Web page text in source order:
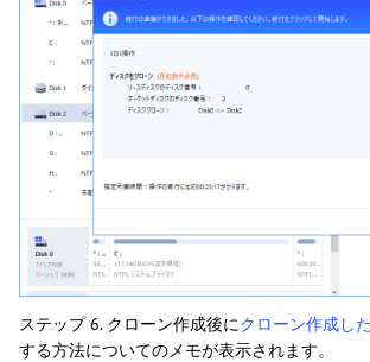
ステップ 6. クローン作成後にクローン作成し
する方法についてのメモが表示されます。